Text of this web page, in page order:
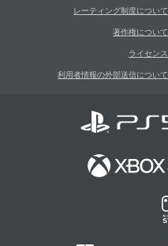
レーティング制度について
著作権について
ライセンス
利用者情報の外部送信について